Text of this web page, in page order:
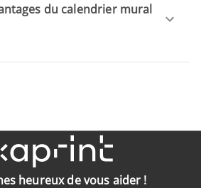
du calendrier mural
heureux de vous aider !